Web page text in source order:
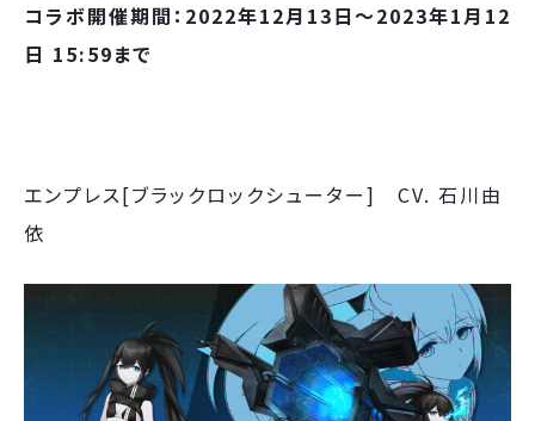
コラボ開催期間：2022年12月13日～2023年1月12
日 15:59まで
エンプレス[ブラックロックシューター] CV. 石川由
依